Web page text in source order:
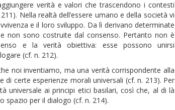
verità e valori che trascendono i contesti
Nella realtà dell’essere umano e della società vi
e il loro sviluppo. Da lì derivano determinate
non sono costruite dal consenso. Pertanto non è
e la verità obiettiva: esse possono unirsi
(cf. n. 212).
noi inventiamo, ma una verità corrispondente alla
di certe esperienze morali universali (cf. n. 213). Per
universale ai principi etici basilari, così che, al di là
spazio per il dialogo (cf. n. 214).